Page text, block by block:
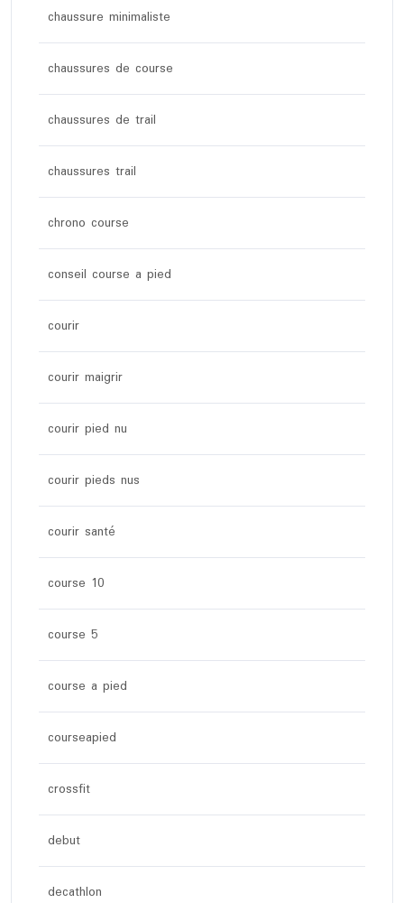
chaussure minimaliste
chaussures de course
chaussures de trail
chaussures trail
chrono course
conseil course a pied
courir
courir maigrir
courir pied nu
courir pieds nus
courir santé
course 10
course 5
course a pied
courseapied
crossfit
debut
decathlon